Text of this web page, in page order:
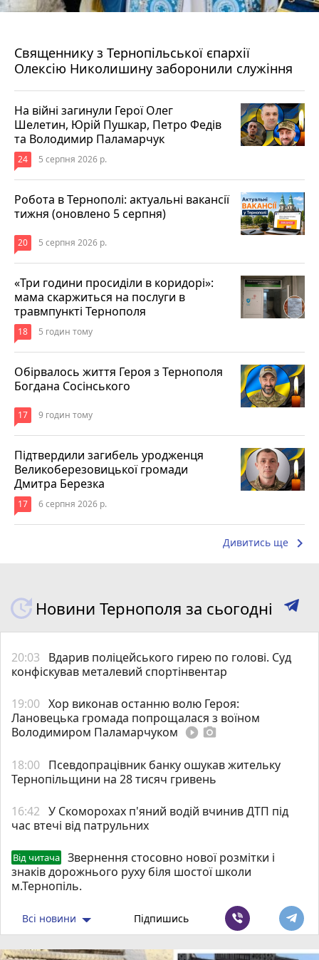
Священнику з Тернопільської єпархії
Олексію Николишину заборонили служіння
На війні загинули Герої Олег
Шелетин, Юрій Пушкар, Петро Федів
та Володимир Паламарчук
24 5 серпня 2026 р.
Робота в Тернополі: актуальні вакансії
тижня (оновлено 5 серпня)
20 5 серпня 2026 р.
«Три години просиділи в коридорі»:
мама скаржиться на послуги в
травмпункті Тернополя
18 5 годин тому
Обірвалось життя Героя з Тернополя
Богдана Сосінського
17 9 годин тому
Підтвердили загибель уродженця
Великоберезовицької громади
Дмитра Березка
17 6 серпня 2026 р.
Дивитись ще keyboard_arrow_right
Новини Тернополя за сьогодні
20:03
Вдарив поліцейського гирею по голові. Суд
конфіскував металевий спортінвентар
19:00 Хор виконав останню волю Героя:
Лановецька громада попрощалася з воїном
Володимиром Паламарчуком play_circle_filled photo_camera
18:00 Псевдопрацівник банку ошукав жительку
Тернопільщини на 28 тисяч гривень
16:42 У Скоморохах п'яний водій вчинив ДТП під
час втечі від патрульних
Від читача
Звернення стосовно нової розмітки і
знаків дорожнього руху біля шостої школи
м.Тернопіль.
Всі новини Підпишись